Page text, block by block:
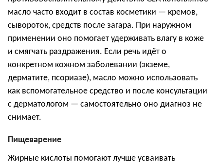
масло часто входит в состав косметики — кремов,
сывороток, средств после загара. При наружном
применении оно помогает удерживать влагу в коже
и смягчать раздражения. Если речь идёт о
конкретном кожном заболевании (экземе,
дерматите, псориазе), масло можно использовать
как вспомогательное средство и после консультации
с дерматологом — самостоятельно оно диагноз не
снимает.
Пищеварение
Жирные кислоты помогают лучше усваивать